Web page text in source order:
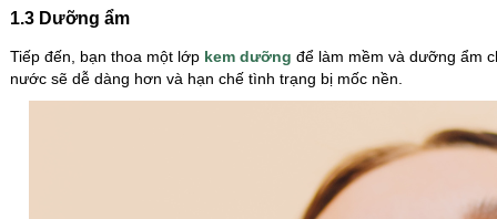
1.3 Dưỡng ẩm
Tiếp đến, bạn thoa một lớp kem dưỡng để làm mềm và dưỡng ẩm
nước sẽ dễ dàng hơn và hạn chế tình trạng bị mốc nền.